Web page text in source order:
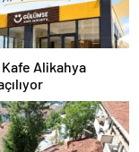
Alikahya